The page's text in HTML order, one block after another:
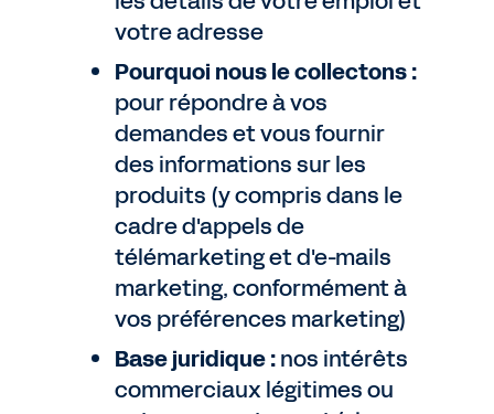
votre adresse
Pourquoi nous le collectons :
pour répondre à vos
demandes et vous fournir
des informations sur les
produits (y compris dans le
cadre d'appels de
télémarketing et d'e-mails
marketing, conformément à
vos préférences marketing)
Base juridique :nos intérêts
commerciaux légitimes ou